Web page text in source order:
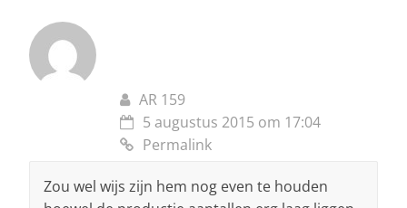
AR 159
5 augustus 2015 om 17:04
Permalink
Zou wel wijs zijn hem nog even te houden